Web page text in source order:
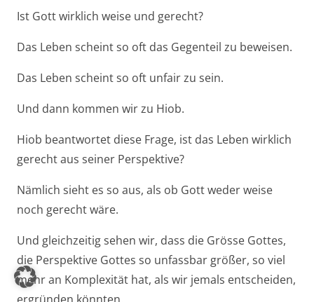
Ist Gott wirklich weise und gerecht?
Das Leben scheint so oft das Gegenteil zu beweisen.
Das Leben scheint so oft unfair zu sein.
Und dann kommen wir zu Hiob.
Hiob beantwortet diese Frage, ist das Leben wirklich
gerecht aus seiner Perspektive?
Nämlich sieht es so aus, als ob Gott weder weise
noch gerecht wäre.
Und gleichzeitig sehen wir, dass die Grösse Gottes,
die Perspektive Gottes so unfassbar größer, so viel
mehr an Komplexität hat, als wir jemals entscheiden,